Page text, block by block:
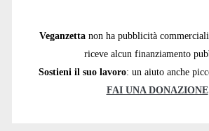
Veganzetta non ha pubblicità
riceve alcun finanziamento
Sostieni il suo lavoro: un aiuto anche
FAI UNA DONAZIONE